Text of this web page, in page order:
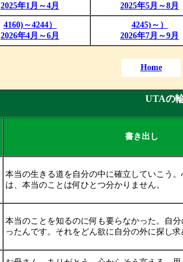
2025年1月～4月
2025年5月～8月
4160)～4244）
2026年4月～6月
4245)～）
2026年7月～9月
Home
UTAの
書き出し
本当の生きる道を自分の中に確立していこう
は、本当のことは何ひとつ分かりません。
本当のことを知るのに何も要らなかった。自
ったんです。それをどん欲に自分の外に探し